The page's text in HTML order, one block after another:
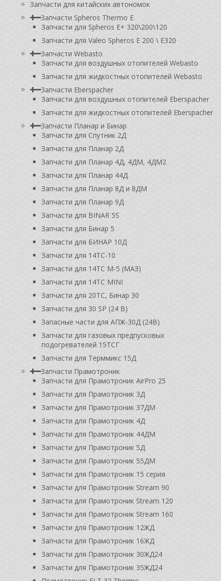
Запчасти для китайских автономок
Запчасти Spheros Thermo E
Запчасти для Spheros E+ 320\200\120
Запчасти для Valeo Spheros E 200 \ E320
Запчасти Webasto
Запчасти для воздушных отопителей Webasto
Запчасти для жидкостных отопителей Webasto
Запчасти Eberspacher
Запчасти для воздушных отопителей Eberspacher
Запчасти для жидкостных отопителей Eberspacher
Запчасти Планар и Бинар
Запчасти для Спутник 2Д
Запчасти для Планар 2Д
Запчасти для Планар 4Д, 4ДМ, 4ДМ2
Запчасти для Планар 44Д
Запчасти для Планар 8Д и 8ДМ
Запчасти для Планар 9Д
Запчасти для BINAR 5S
Запчасти для Бинар 5
Запчасти для БИНАР 10Д
Запчасти для 14ТС-10
Запчасти для 14ТС М-5 (МАЗ)
Запчасти для 14ТС MINI
Запчасти для 20ТС, Бинар 30
Запчасти для 30 SP (24 В)
Запасные части для АПЖ-30Д (24В)
Запчасти для газовых предпусковых
подогревателей 15ТСГ
Запчасти для Терммикс 15Д
Запчасти Прамотроник
Запчасти для Прамотроник AirPro 25
Запчасти для Прамотроник 3Д
Запчасти для Прамотроник 37ДМ
Запчасти для Прамотроник 4Д
Запчасти для Прамотроник 44ДМ
Запчасти для Прамотроник 5Д
Запчасти для Прамотроник 55ДМ
Запчасти для Прамотроник 15 серия
Запчасти для Прамотроник Stream 90
Запчасти для Прамотроник Stream 120
Запчасти для Прамотроник Stream 160
Запчасти для Прамотроник 12ЖД
Запчасти для Прамотроник 16ЖД
Запчасти для Прамотроник 30ЖД24
Запчасти для Прамотроник 35ЖД24